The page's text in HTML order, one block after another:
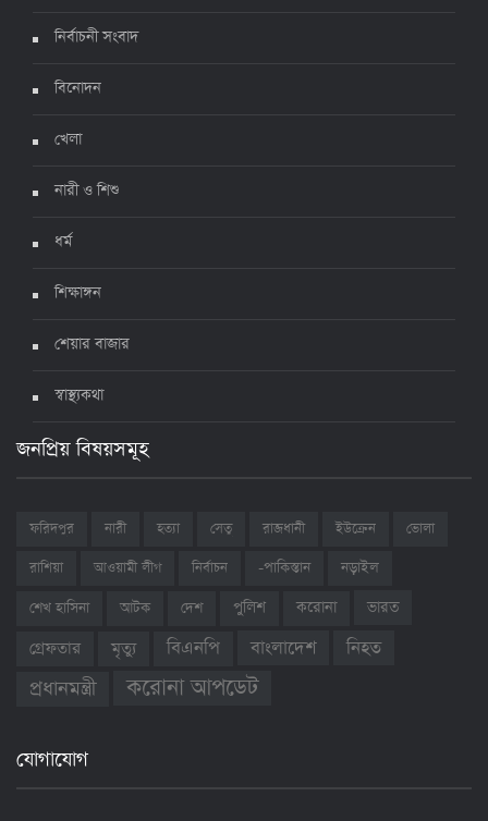
ঊর্ধ্বগতিতে সংক্রমণ, স্বাস্থ্যবিধিতে উদাসীনতা
নির্বাচনী সংবাদ
বিনোদন
খেলা
নারী ও শিশু
ধর্ম
শিক্ষাঙ্গন
শেয়ার বাজার
স্বাস্থ্যকথা
জনপ্রিয় বিষয়সমূহ
ফরিদপুর নারী হত্যা সেতু রাজধানী ইউক্রেন
ভোলা
রাশিয়া
আওয়ামী লীগ নির্বাচন -পাকিস্তান নড়াইল
শেখ হাসিনা আটক দেশ পুলিশ করোনা
ভারত
গ্রেফতার
মৃত্যু বিএনপি বাংলাদেশ নিহত
প্রধানমন্ত্রী করোনা আপডেট
যোগাযোগ